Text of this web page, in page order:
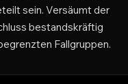
sein. Versäumt der
bestandskräftig
Fallgruppen.